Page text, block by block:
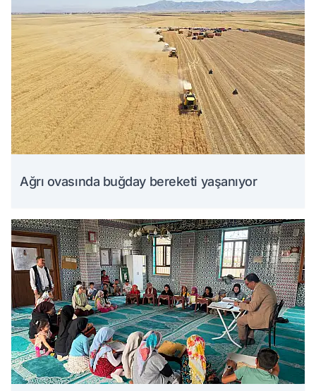
Ağrı ovasında buğday bereketi yaşanıyor